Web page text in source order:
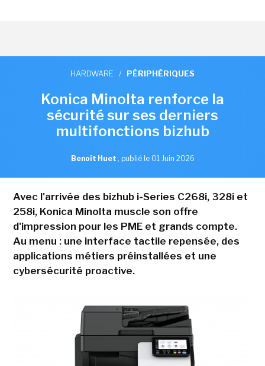
HARDWARE / PÉRIPHÉRIQUES
Konica Minolta renforce la
sécurité sur ses derniers
multifonctions bizhub
Benoît Huet , publié le 01 Juin 2026
Avec l'arrivée des bizhub i-Series C268i, 328i et
258i, Konica Minolta muscle son offre
d'impression pour les PME et grands compte.
Au menu : une interface tactile repensée, des
applications métiers préinstallées et une
cybersécurité proactive.